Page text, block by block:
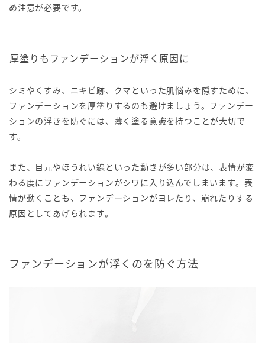
め注意が必要です。
厚塗りもファンデーションが浮く原因に
シミやくすみ、ニキビ跡、クマといった肌悩みを隠すために、
ファンデーションを厚塗りするのも避けましょう。ファンデー
ションの浮きを防ぐには、薄く塗る意識を持つことが大切で
す。
また、目元やほうれい線といった動きが多い部分は、表情が変
わる度にファンデーションがシワに入り込んでしまいます。表
情が動くことも、ファンデーションがヨレたり、崩れたりする
原因としてあげられます。
ファンデーションが浮くのを防ぐ方法